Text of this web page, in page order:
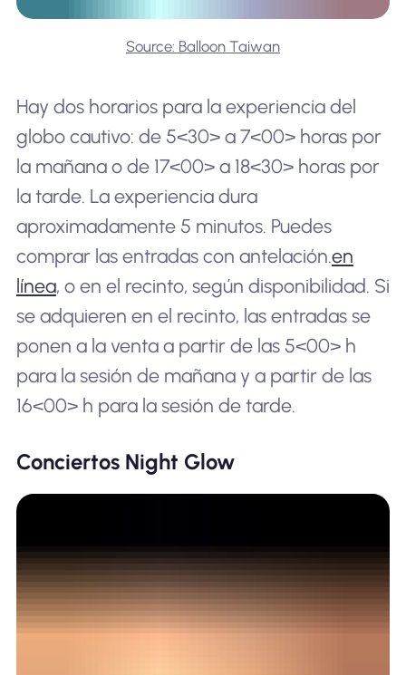
Source: Balloon Taiwan
Hay dos horarios para la experiencia del
globo cautivo: de 5<30> a 7<00> horas por
la mañana o de 17<00> a 18<30> horas por
la tarde. La experiencia dura
aproximadamente 5 minutos. Puedes
comprar las entradas con antelación.en
línea, o en el recinto, según disponibilidad. Si
se adquieren en el recinto, las entradas se
ponen a la venta a partir de las 5<00> h
para la sesión de mañana y a partir de las
16<00> h para la sesión de tarde.
Conciertos Night Glow